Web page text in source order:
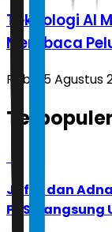
Teknologi AI
Membaca
Rabu, 5 Agustus
Jafar dan
PBSI